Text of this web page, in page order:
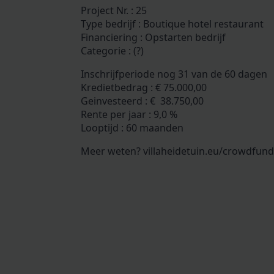
Project Nr. : 25
Type bedrijf : Boutique hotel restaurant
Financiering : Opstarten bedrijf
Categorie : (?)
Inschrijfperiode nog 31 van de 60 dagen
Kredietbedrag : € 75.000,00
Geinvesteerd : € 38.750,00
Rente per jaar : 9,0 %
Looptijd : 60 maanden
Meer weten? villaheidetuin.eu/